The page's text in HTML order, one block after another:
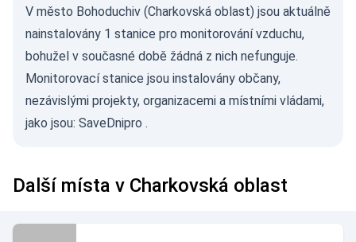
V město Bohoduchiv (Charkovská oblast) jsou aktuálně
nainstalovány 1 stanice pro monitorování vzduchu,
bohužel v současné době žádná z nich nefunguje.
Monitorovací stanice jsou instalovány občany,
nezávislými projekty, organizacemi a místními vládami,
jako jsou: SaveDnipro .
Další místa v Charkovská oblast